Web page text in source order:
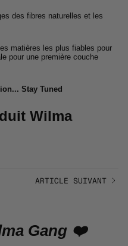
des fibres naturelles et les
matières les plus fiables pour
pour une première couche
Stay Tuned
Wilma
ARTICLE SUIVANT
Gang ❤️